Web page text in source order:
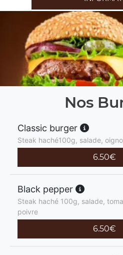
Nos
Classic burger
Steak haché100g, salade,
6.50€
Black pepper
Steak haché 100g, salade,
poivre
6.50€